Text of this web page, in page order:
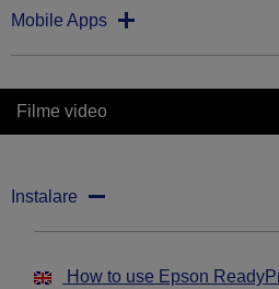
Mobile Apps
Filme video
Instalare
How to use Epson